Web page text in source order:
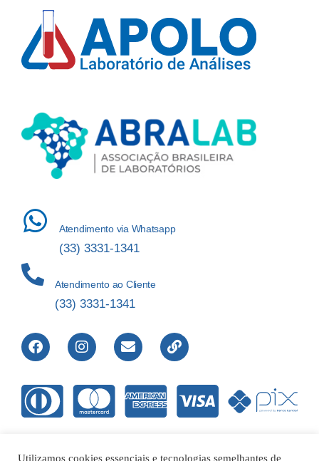
Atendimento via Whatsapp
(33) 3331-1341
Atendimento ao Cliente
(33) 3331-1341
Utilizamos cookies essenciais e tecnologias semelhantes de